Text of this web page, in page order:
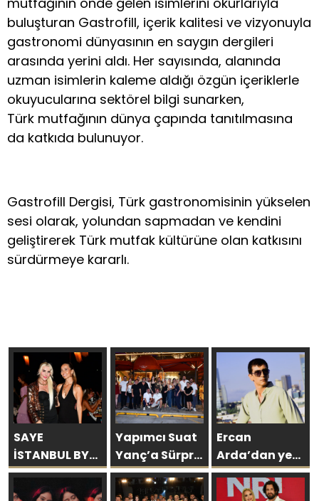
buluşturan Gastrofill, içerik kalitesi ve vizyonuyla
gastronomi dünyasının en saygın dergileri
arasında yerini aldı. Her sayısında, alanında
uzman isimlerin kaleme aldığı özgün içeriklerle
okuyucularına sektörel bilgi sunarken,
Türk mutfağının dünya çapında tanıtılmasına
da katkıda bulunuyor.
Gastrofill Dergisi, Türk gastronomisinin yükselen
sesi olarak, yolundan sapmadan ve kendini
geliştirerek Türk mutfak kültürüne olan katkısını
sürdürmeye kararlı.
SAYE
İSTANBUL BY
ARAKİ
GÖRKEMLİ BİR
Yapımcı Suat
Yanç’a Sürpriz
Doğum Günü
Kutlaması!
Ercan
Arda’dan yeni
tekli… ‘Bu
sevda bitmez’